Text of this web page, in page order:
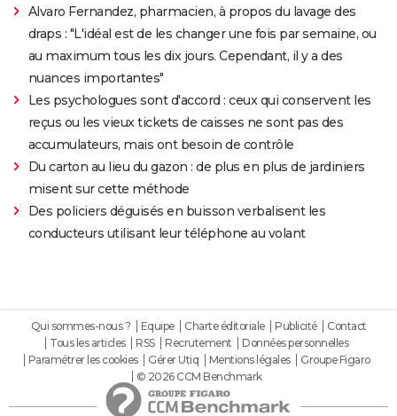
Alvaro Fernandez, pharmacien, à propos du lavage des
draps : "L'idéal est de les changer une fois par semaine, ou
au maximum tous les dix jours. Cependant, il y a des
nuances importantes"
Les psychologues sont d'accord : ceux qui conservent les
reçus ou les vieux tickets de caisses ne sont pas des
accumulateurs, mais ont besoin de contrôle
Du carton au lieu du gazon : de plus en plus de jardiniers
misent sur cette méthode
Des policiers déguisés en buisson verbalisent les
conducteurs utilisant leur téléphone au volant
Qui sommes-nous ? Equipe Charte éditoriale Publicité
Contact
Tous les articles
RSS Recrutement
Données personnelles
Paramétrer les cookies
Gérer Utiq Mentions légales
Groupe Figaro
© 2026 CCM Benchmark